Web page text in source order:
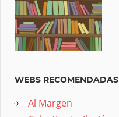
WEBS RECOMENDADAS
Al Margen